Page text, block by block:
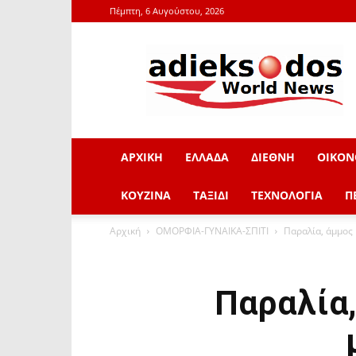
Πέμπτη, 6 Αυγούστου, 2026
adieksodos.gr
ΑΡΧΙΚΗ ΕΛΛΑΔΑ ΔΙΕΘΝΗ
ΚΟΥΖΙΝΑ ΤΑΞΙΔΙ ΤΕΧΝΟΛΟΓΙΑ
Αρχική ΟΜΟΡΦΙΑ-ΓΥΝΑΙΚΑ-ΣΠΙΤΙ Παραλία, άμμος